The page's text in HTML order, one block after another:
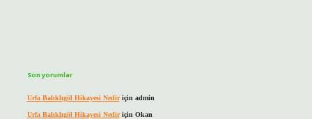
Son yorumlar
Urfa Balıklıgöl Hikayesi Nediriçin admin
Urfa Balıklıgöl Hikayesi Nediriçin Okan